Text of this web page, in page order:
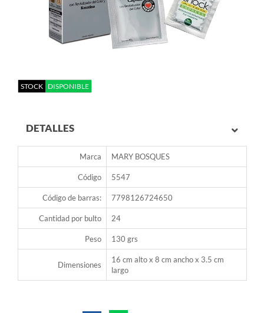
STOCK DISPONIBLE
DETALLES
Marca MARY BOSQUES
Código 5547
Código de barras: 7798126724650
Cantidad por bulto 24
Peso 130 grs
Dimensiones
16 cm alto x 8 cm ancho x 3.5 cm
largo